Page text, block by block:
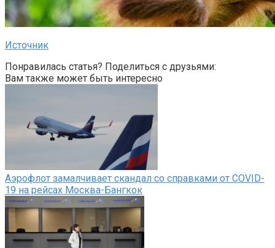
Источник
Понравилась статья? Поделиться с друзьями:
Вам также может быть интересно
Аэрофлот замалчивает скандал со справками от COVID-
19 на рейсах Москва-Бангкок